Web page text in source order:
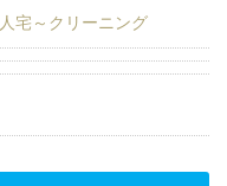
宅～クリーニング